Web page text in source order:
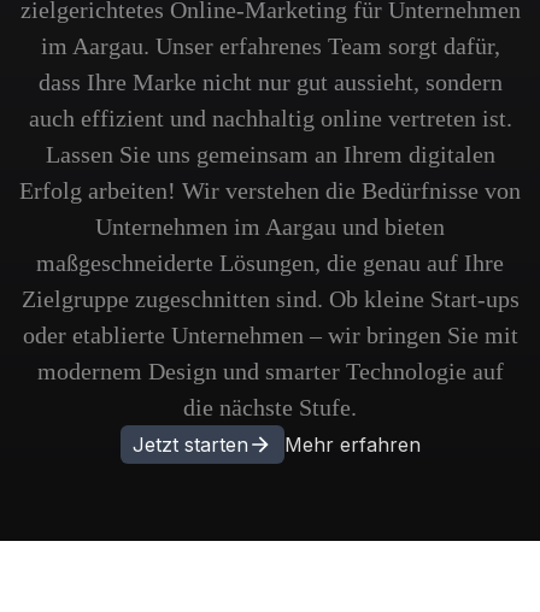
zielgerichtetes Online-Marketing für Unternehmen
im Aargau. Unser erfahrenes Team sorgt dafür,
dass Ihre Marke nicht nur gut aussieht, sondern
auch effizient und nachhaltig online vertreten ist.
Lassen Sie uns gemeinsam an Ihrem digitalen
Erfolg arbeiten! Wir verstehen die Bedürfnisse von
Unternehmen im Aargau und bieten
maßgeschneiderte Lösungen, die genau auf Ihre
Zielgruppe zugeschnitten sind. Ob kleine Start-ups
oder etablierte Unternehmen – wir bringen Sie mit
modernem Design und smarter Technologie auf
die nächste Stufe.
Jetzt starten Mehr erfahren